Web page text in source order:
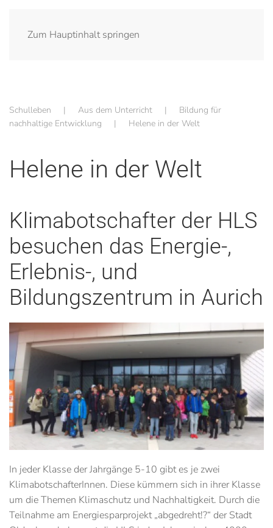
Zum Hauptinhalt springen
Schulleben Aus dem Unterricht
Bildung für
nachhaltige Entwicklung
Helene in der Welt
Helene in der Welt
Klimabotschafter der HLS
besuchen das Energie-,
Erlebnis-, und
Bildungszentrum in Aurich
In jeder Klasse der Jahrgänge 5-10 gibt es je zwei
KlimabotschafterInnen. Diese kümmern sich in ihrer Klasse
um die Themen Klimaschutz und Nachhaltigkeit. Durch die
Teilnahme am Energiesparprojekt „abgedreht!?“ der Stadt